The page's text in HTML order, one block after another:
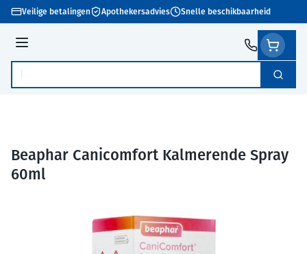
Ga naar de inhoud
Veilige betalingen Apothekersadvies Snelle beschikbaarheid
Menu
Product, merk, categorie... Zoek
Beaphar Canicomfort Kalmerende Spray
60ml